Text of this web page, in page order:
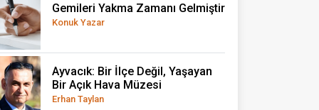
Gemileri Yakma Zamanı Gelmiştir
Konuk Yazar
Ayvacık: Bir İlçe Değil, Yaşayan
Bir Açık Hava Müzesi
Erhan Taylan